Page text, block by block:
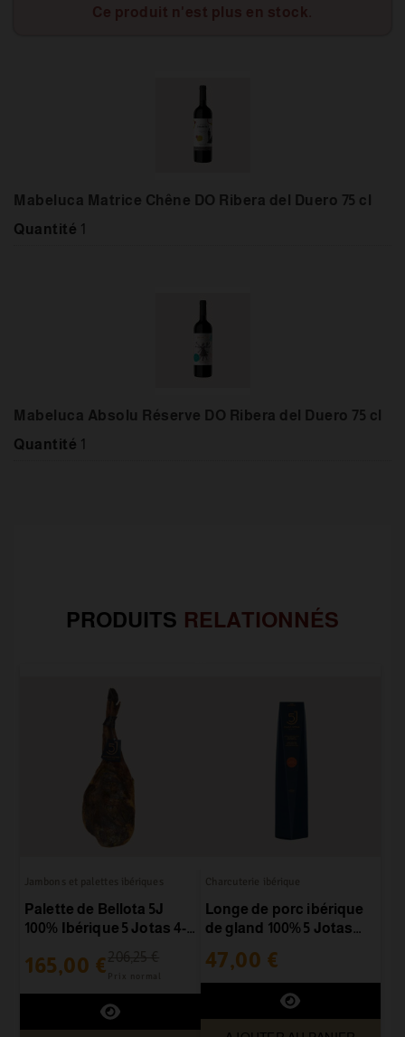
Ce produit n'est plus en stock.
Mabeluca Matrice Chêne DO Ribera del Duero 75 cl
Quantité 1
Mabeluca Absolu Réserve DO Ribera del Duero 75 cl
Quantité 1
PRODUITS RELATIONNÉS
Palette de Bellota 5J
100% Ibérique 5 Jotas 4-
165,00 €
Longe de porc ibérique
de gland 100% 5 Jotas
47,00 €